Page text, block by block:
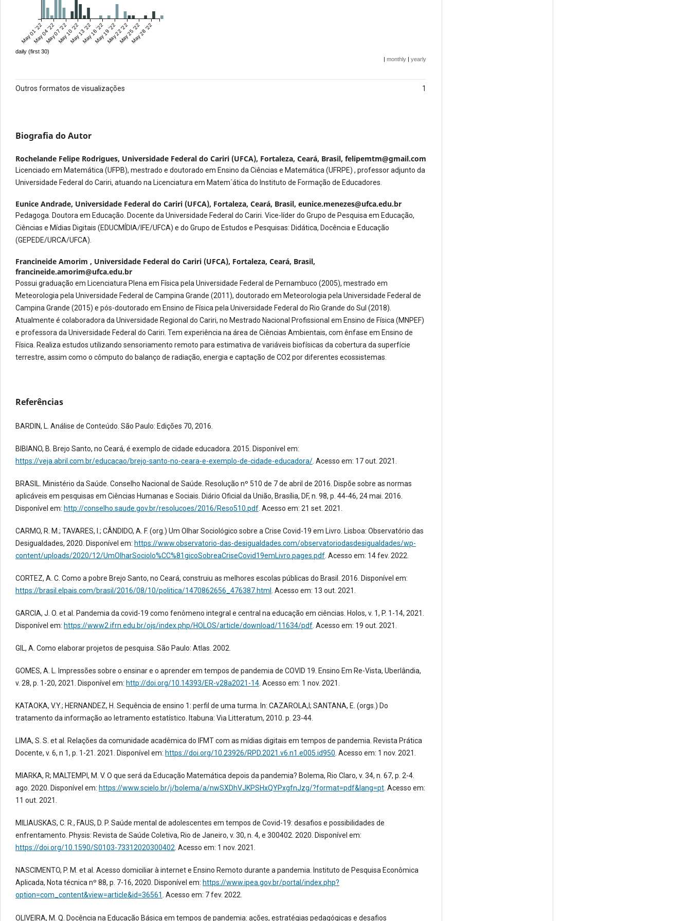
May 01 '22May 04 '22May 07 '22May 10 '22May 13 '22May 16 '22May 19 '22May 22 '22May 25 '22May 28 '22
daily (first 30)
|monthly |yearly
Outros formatos de visualizações 1
Biografia do Autor
Rochelande Felipe Rodrigues, Universidade Federal do Cariri (UFCA), Fortaleza, Ceará, Brasil, felipemtm@gmail.com
Licenciado em Matemática (UFPB), mestrado e doutorado em Ensino da Ciências e Matemática (UFRPE) , professor adjunto da
Universidade Federal do Cariri, atuando na Licenciatura em Matem´ática do Instituto de Formação de Educadores.
Eunice Andrade, Universidade Federal do Cariri (UFCA), Fortaleza, Ceará, Brasil, eunice.menezes@ufca.edu.br
Pedagoga. Doutora em Educação. Docente da Universidade Federal do Cariri. Vice-líder do Grupo de Pesquisa em Educação,
Ciências e Mídias Digitais (EDUCMÍDIA/IFE/UFCA) e do Grupo de Estudos e Pesquisas: Didática, Docência e Educação
(GEPEDE/URCA/UFCA).
Francineide Amorim , Universidade Federal do Cariri (UFCA), Fortaleza, Ceará, Brasil,
francineide.amorim@ufca.edu.br
Possui graduação em Licenciatura Plena em Física pela Universidade Federal de Pernambuco (2005), mestrado em
Meteorologia pela Universidade Federal de Campina Grande (2011), doutorado em Meteorologia pela Universidade Federal de
Campina Grande (2015) e pós-doutorado em Ensino de Física pela Universidade Federal do Rio Grande do Sul (2018).
Atualmente é colaboradora da Universidade Regional do Cariri, no Mestrado Nacional Profissional em Ensino de Física (MNPEF)
e professora da Universidade Federal do Cariri. Tem experiência na área de Ciências Ambientais, com ênfase em Ensino de
Física. Realiza estudos utilizando sensoriamento remoto para estimativa de variáveis biofísicas da cobertura da superfície
terrestre, assim como o cômputo do balanço de radiação, energia e captação de CO2 por diferentes ecossistemas.
Referências
BARDIN, L. Análise de Conteúdo. São Paulo: Edições 70, 2016.
BIBIANO, B. Brejo Santo, no Ceará, é exemplo de cidade educadora. 2015. Disponível em:
https://veja.abril.com.br/educacao/brejo-santo-no-ceara-e-exemplo-de-cidade-educadora/. Acesso em: 17 out. 2021.
BRASIL. Ministério da Saúde. Conselho Nacional de Saúde. Resolução nº 510 de 7 de abril de 2016. Dispõe sobre as normas
aplicáveis em pesquisas em Ciências Humanas e Sociais. Diário Oficial da União, Brasília, DF, n. 98, p. 44-46, 24 mai. 2016.
Disponível em: http://conselho.saude.gov.br/resolucoes/2016/Reso510.pdf. Acesso em: 21 set. 2021.
CARMO, R. M.; TAVARES, I.; CÂNDIDO, A. F. (org.) Um Olhar Sociológico sobre a Crise Covid-19 em Livro. Lisboa: Observatório das
Desigualdades, 2020. Disponível em: https://www.observatorio-das-desigualdades.com/observatoriodasdesigualdades/wp-
content/uploads/2020/12/UmOlharSociolo%CC%81gicoSobreaCriseCovid19emLivro.pages.pdf. Acesso em: 14 fev. 2022.
CORTEZ, A. C. Como a pobre Brejo Santo, no Ceará, construiu as melhores escolas públicas do Brasil. 2016. Disponível em:
https://brasil.elpais.com/brasil/2016/08/10/politica/1470862656_476387.html . Acesso em: 13 out. 2021.
GARCIA, J. O. et al. Pandemia da covid-19 como fenômeno integral e central na educação em ciências. Holos, v. 1, P. 1-14, 2021.
Disponível em: https://www2.ifrn.edu.br/ojs/index.php/HOLOS/article/download/11634/pdf. Acesso em: 19 out. 2021.
GIL, A. Como elaborar projetos de pesquisa. São Paulo: Atlas. 2002.
GOMES, A. L. Impressões sobre o ensinar e o aprender em tempos de pandemia de COVID 19. Ensino Em Re-Vista, Uberlândia,
v. 28, p. 1-20, 2021. Disponível em: http://doi.org/10.14393/ER-v28a2021-14. Acesso em: 1 nov. 2021.
KATAOKA, V.Y.; HERNANDEZ, H. Sequência de ensino 1: perfil de uma turma. In: CAZAROLA,I; SANTANA, E. (orgs.) Do
tratamento da informação ao letramento estatístico. Itabuna: Via Litteratum, 2010. p. 23-44.
LIMA, S. S. et al. Relações da comunidade acadêmica do IFMT com as mídias digitais em tempos de pandemia. Revista Prática
Docente, v. 6, n 1, p. 1-21. 2021. Disponível em: https://doi.org/10.23926/RPD.2021.v6.n1.e005.id950. Acesso em: 1 nov. 2021.
MIARKA, R; MALTEMPI, M. V. O que será da Educação Matemática depois da pandemia? Bolema, Rio Claro, v. 34, n. 67, p. 2-4.
ago. 2020. Disponível em: https://www.scielo.br/j/bolema/a/nwSXDhVJKPSHxQYPxgfnJzg/?format=pdf&lang=pt. Acesso em:
11 out. 2021.
MILIAUSKAS, C. R., FAUS, D. P. Saúde mental de adolescentes em tempos de Covid-19: desafios e possibilidades de
enfrentamento. Physis: Revista de Saúde Coletiva, Rio de Janeiro, v. 30, n. 4, e 300402. 2020. Disponível em:
https://doi.org/10.1590/S0103-73312020300402. Acesso em: 1 nov. 2021.
NASCIMENTO, P. M. et al. Acesso domiciliar à internet e Ensino Remoto durante a pandemia. Instituto de Pesquisa Econômica
Aplicada, Nota técnica nº 88, p. 7-16, 2020. Disponível em: https://www.ipea.gov.br/portal/index.php?
option=com_content&view=article&id=36561. Acesso em: 7 fev. 2022.
OLIVEIRA, M. Q. Docência na Educação Básica em tempos de pandemia: ações, estratégias pedagógicas e desafios